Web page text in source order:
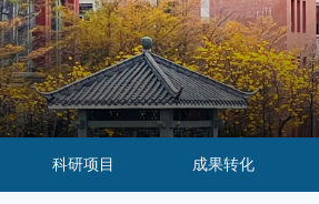
科研项目 成果转化